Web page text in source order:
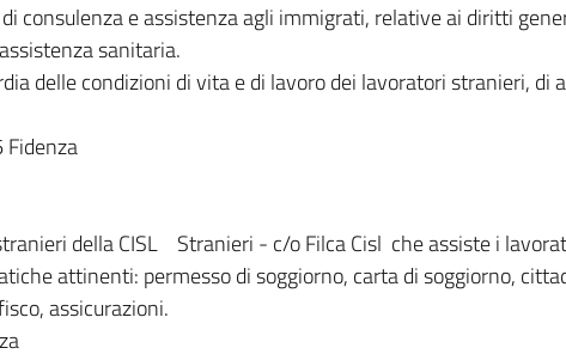
consulenza e assistenza agli immigrati, relative ai diritti
sanitaria.
delle condizioni di vita e di lavoro dei lavoratori stranieri,
Fidenza
della CISL Stranieri - c/o Filca Cisl che assiste i
attinenti: permesso di soggiorno, carta di soggiorno,
assicurazioni.